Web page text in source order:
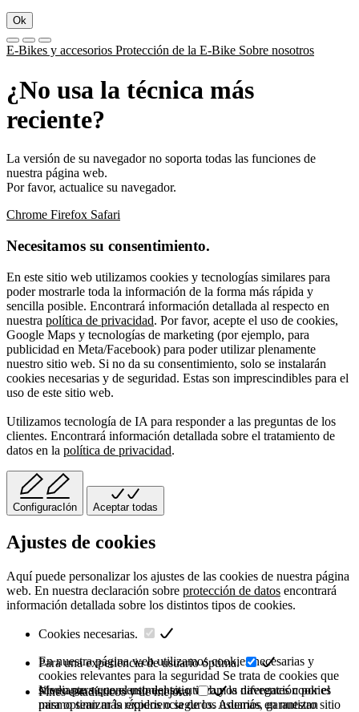
Ok
E-Bikes y accesorios Protección de la E-Bike Sobre nosotros
¿No usa la técnica más
reciente?
La versión de su navegador no soporta todas las funciones de
nuestra página web.
Por favor, actualice su navegador.
Chrome Firefox Safari
Necesitamos su consentimiento.
En este sitio web utilizamos cookies y tecnologías similares para
poder mostrarle toda la información de la forma más rápida y
sencilla posible. Encontrará información detallada al respecto en
nuestra política de privacidad. Por favor, acepte el uso de cookies,
Google Maps y tecnologías de marketing (por ejemplo, para
publicidad en Meta/Facebook) para poder utilizar plenamente
nuestro sitio web. Si no da su consentimiento, solo se instalarán
cookies necesarias y de seguridad. Estas son imprescindibles para el
uso de este sitio web.
Utilizamos tecnología de IA para responder a las preguntas de los
clientes. Encontrará información detallada sobre el tratamiento de
datos en la política de privacidad.
ConfiguracIón Aceptar todas
Ajustes de cookies
Aquí puede personalizar los ajustes de las cookies de nuestra página
web. En nuestra declaración sobre protección de datos encontrará
información detallada sobre los distintos tipos de cookies.
Cookies necesarias.
En nuestra página web utilizamos cookies necesarias y
cookies relevantes para la seguridad Se trata de cookies que
sirven para que el uso del sitio web y la navegación por el
mismo sean más rápidos o seguros. Además, garantizan
Para una experiencia de usuario óptima.
Mediante su consentimiento, utilizamos diferentes cookies
para optimizar la experiencia de los usuarios en nuestro sitio
Fines estadísticos y de mejora.